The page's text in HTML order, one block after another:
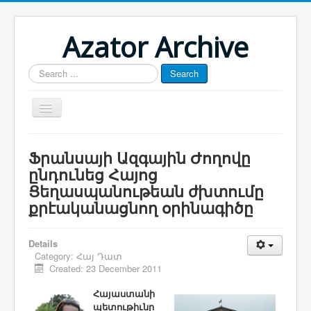
Azator Archive
Search
...
Search
Յուշատետր
Հայաստան-Արցախ
Թուրքիա-Ատրպէյճան
Ֆրանսայի Ազգային Ժողովը
ընդունեց Հայոց
Ցեղասպանութեան ժխտումը
քրէականացնող օրինագիծը
Details
Category: Հայ Դատ
Created: 23 December 2011
Հայաստանի
պետութիւնը